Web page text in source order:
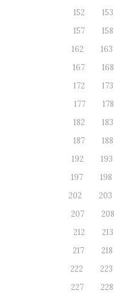
152
153
157
158
162
163
167
168
172
173
177
178
182
183
187
188
192
193
197
198
202
203
207
208
212
213
217
218
222
223
227
228